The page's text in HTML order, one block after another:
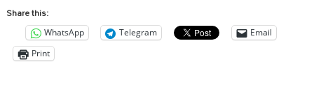
Share this:
WhatsApp Telegram
Email
Print